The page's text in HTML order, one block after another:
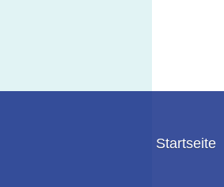
Startseite